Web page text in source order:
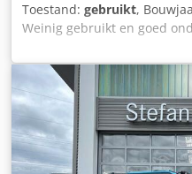
Toestand: gebruikt,
Weinig gebruikt en goed
Komatsu PC 20 R-5
gewicht incl. accessoires
Agmswa * Motor Komatsu
lengte 3.845 mm * Totale
breedte (bij minimum)
de rupsband 230 mm *
* Totale lengte van de